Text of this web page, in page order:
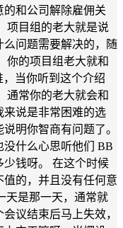
的和公司解除雇佣关
项目组的老大就是说
问题需要解决的，随
你的项目组老大就和
当你听到这个介绍
通常你的老大就会和
来说是非常困难的选
明你智商有问题了。
什么心思听他们 BB
钱呀。 在这个时候
的，并且没有任何意
天是那一天，通常就
议结束后马上失效，